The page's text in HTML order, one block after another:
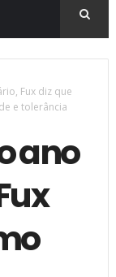
Fux diz que
e tolerância
ano